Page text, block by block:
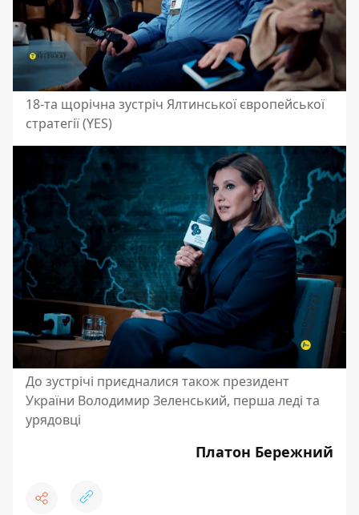
18-та щорічна зустріч Ялтинської європейської
стратегії (YES)
До зустрічі приєдналися також президент
України Володимир Зеленський, перша леді та
урядовці
Платон Бережний